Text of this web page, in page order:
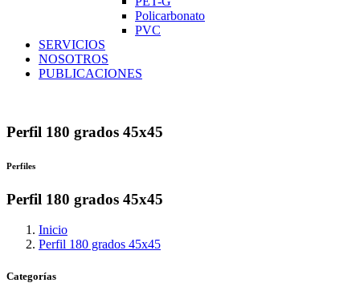
Policarbonato
PVC
SERVICIOS
NOSOTROS
PUBLICACIONES
Perfil 180 grados 45x45
Perfiles
Perfil 180 grados 45x45
Inicio
Perfil 180 grados 45x45
Categorías